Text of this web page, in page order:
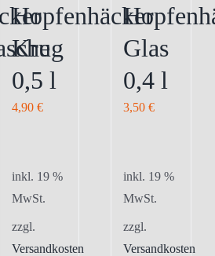
Hopfenhäcker
Krug
0,5 l
4,90 €
inkl. 19 %
MwSt.
zzgl.
Versandkosten
Glas
0,4 l
3,50€
inkl. 19 %
MwSt.
zzgl.
Versandkosten